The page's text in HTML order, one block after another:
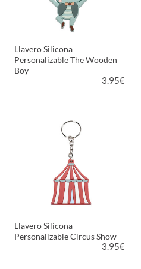
Llavero Silicona
Personalizable The Wooden
Boy
3.95€
VER PRODUCTO
Llavero Silicona
Personalizable Circus Show
3.95€